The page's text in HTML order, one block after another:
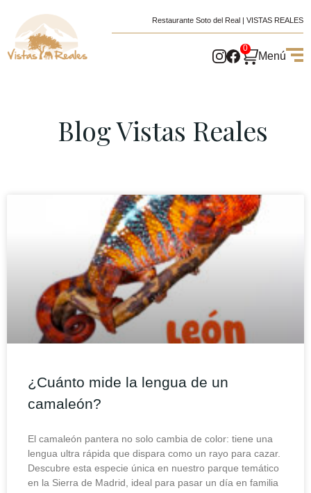
Restaurante Soto del Real | VISTAS REALES
0
Menú
Blog Vistas Reales
¿Cuánto mide la lengua de un
camaleón?
El camaleón pantera no solo cambia de color: tiene una
lengua ultra rápida que dispara como un rayo para cazar.
Descubre esta especie única en nuestro parque temático
en la Sierra de Madrid, ideal para pasar un día en familia